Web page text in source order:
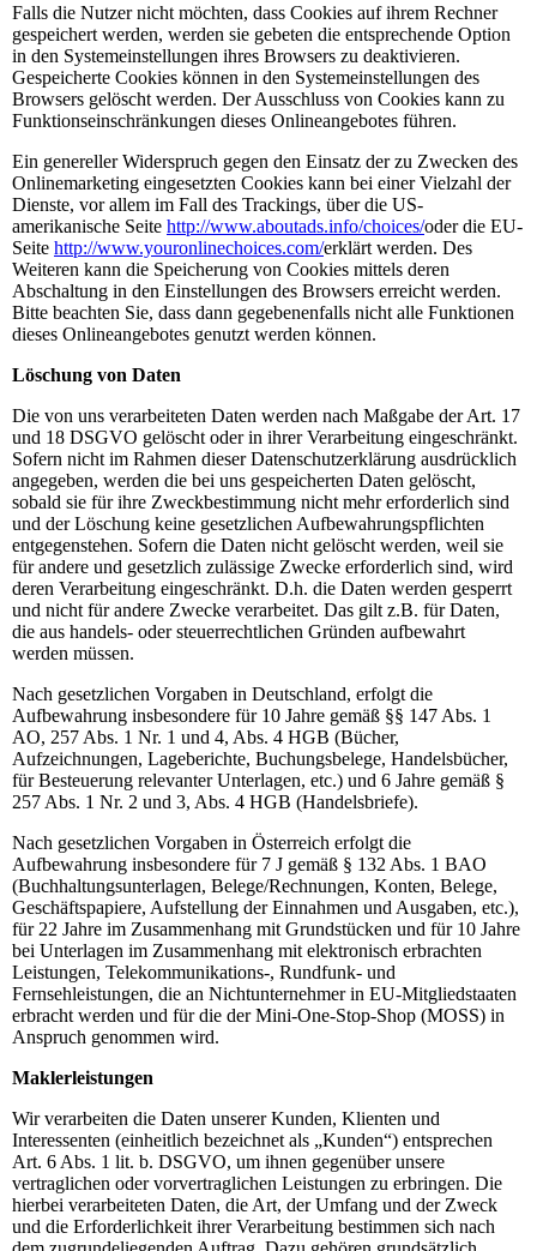
Falls die Nutzer nicht möchten, dass Cookies auf ihrem Rechner
gespeichert werden, werden sie gebeten die entsprechende Option
in den Systemeinstellungen ihres Browsers zu deaktivieren.
Gespeicherte Cookies können in den Systemeinstellungen des
Browsers gelöscht werden. Der Ausschluss von Cookies kann zu
Funktionseinschränkungen dieses Onlineangebotes führen.
Ein genereller Widerspruch gegen den Einsatz der zu Zwecken des
Onlinemarketing eingesetzten Cookies kann bei einer Vielzahl der
Dienste, vor allem im Fall des Trackings, über die US-
amerikanische Seite http://www.aboutads.info/choices/oder die EU-
Seite http://www.youronlinechoices.com/erklärt werden. Des
Weiteren kann die Speicherung von Cookies mittels deren
Abschaltung in den Einstellungen des Browsers erreicht werden.
Bitte beachten Sie, dass dann gegebenenfalls nicht alle Funktionen
dieses Onlineangebotes genutzt werden können.
Löschung von Daten
Die von uns verarbeiteten Daten werden nach Maßgabe der Art. 17
und 18 DSGVO gelöscht oder in ihrer Verarbeitung eingeschränkt.
Sofern nicht im Rahmen dieser Datenschutzerklärung ausdrücklich
angegeben, werden die bei uns gespeicherten Daten gelöscht,
sobald sie für ihre Zweckbestimmung nicht mehr erforderlich sind
und der Löschung keine gesetzlichen Aufbewahrungspflichten
entgegenstehen. Sofern die Daten nicht gelöscht werden, weil sie
für andere und gesetzlich zulässige Zwecke erforderlich sind, wird
deren Verarbeitung eingeschränkt. D.h. die Daten werden gesperrt
und nicht für andere Zwecke verarbeitet. Das gilt z.B. für Daten,
die aus handels- oder steuerrechtlichen Gründen aufbewahrt
werden müssen.
Nach gesetzlichen Vorgaben in Deutschland, erfolgt die
Aufbewahrung insbesondere für 10 Jahre gemäß §§ 147 Abs. 1
AO, 257 Abs. 1 Nr. 1 und 4, Abs. 4 HGB (Bücher,
Aufzeichnungen, Lageberichte, Buchungsbelege, Handelsbücher,
für Besteuerung relevanter Unterlagen, etc.) und 6 Jahre gemäß §
257 Abs. 1 Nr. 2 und 3, Abs. 4 HGB (Handelsbriefe).
Nach gesetzlichen Vorgaben in Österreich erfolgt die
Aufbewahrung insbesondere für 7 J gemäß § 132 Abs. 1 BAO
(Buchhaltungsunterlagen, Belege/Rechnungen, Konten, Belege,
Geschäftspapiere, Aufstellung der Einnahmen und Ausgaben, etc.),
für 22 Jahre im Zusammenhang mit Grundstücken und für 10 Jahre
bei Unterlagen im Zusammenhang mit elektronisch erbrachten
Leistungen, Telekommunikations-, Rundfunk- und
Fernsehleistungen, die an Nichtunternehmer in EU-Mitgliedstaaten
erbracht werden und für die der Mini-One-Stop-Shop (MOSS) in
Anspruch genommen wird.
Maklerleistungen
Wir verarbeiten die Daten unserer Kunden, Klienten und
Interessenten (einheitlich bezeichnet als „Kunden“) entsprechen
Art. 6 Abs. 1 lit. b. DSGVO, um ihnen gegenüber unsere
vertraglichen oder vorvertraglichen Leistungen zu erbringen. Die
hierbei verarbeiteten Daten, die Art, der Umfang und der Zweck
und die Erforderlichkeit ihrer Verarbeitung bestimmen sich nach